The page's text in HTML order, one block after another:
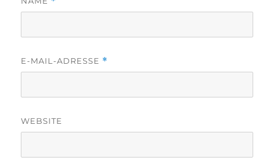
E-MAIL-ADRESSE *
WEBSITE